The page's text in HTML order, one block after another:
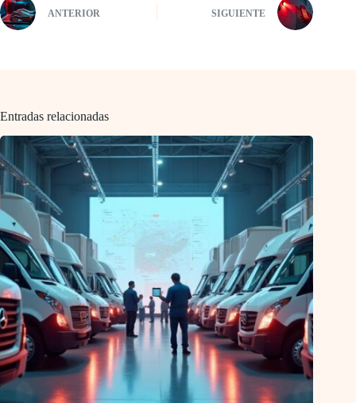
ANTERIOR SIGUIENTE
Entradas relacionadas